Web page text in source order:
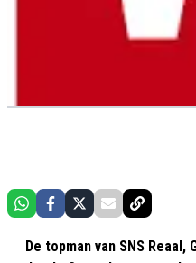
De topman van SNS